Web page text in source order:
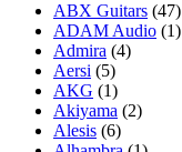
ABX Guitars (47)
ADAM Audio (1)
Admira (4)
Aersi (5)
AKG (1)
Akiyama (2)
Alesis (6)